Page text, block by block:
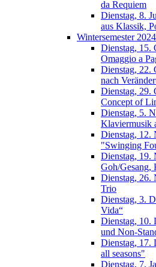
da Requiem
Dienstag, 8.
aus Klassik,
Wintersemester
Dienstag, 15.
Omaggio a
Dienstag, 22.
nach
Dienstag, 29.
Concept of
Dienstag, 5.
Klaviermusik
Dienstag, 12.
"Swinging
Dienstag, 19.
Goh/Gesang,
Dienstag, 26.
Trio
Dienstag, 3.
Vida“
Dienstag, 10.
und Non-
Dienstag, 17.
all seasons"
Dienstag, 7.